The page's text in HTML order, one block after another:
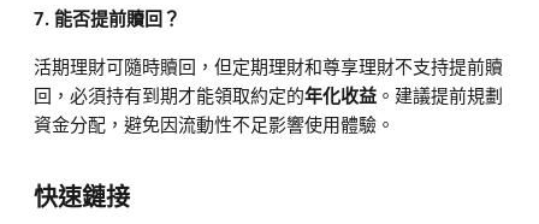
7. 能否提前贖回？
活期理財可隨時贖回，但定期理財和尊享理財不支持提前贖
回，必須持有到期才能領取約定的年化收益 。建議提前規劃
資金分配，避免因流動性不足影響使用體驗。
快速鏈接